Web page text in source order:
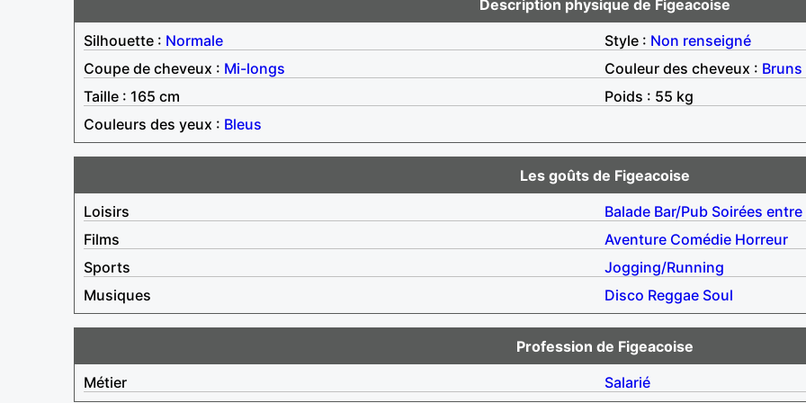
Description physique de Figeacoise
Silhouette : Normale Style : Non renseigné
Coupe de cheveux : Mi-longs Couleur des cheveux : Bruns
Taille : 165 cm
Poids : 55 kg
Couleurs des yeux : Bleus
Les goûts de Figeacoise
Loisirs
Balade Bar/Pub Soirées entre
Films
Aventure Comédie Horreur
Sports
Jogging/Running
Musiques
Disco Reggae Soul
Profession de Figeacoise
Métier
Salarié